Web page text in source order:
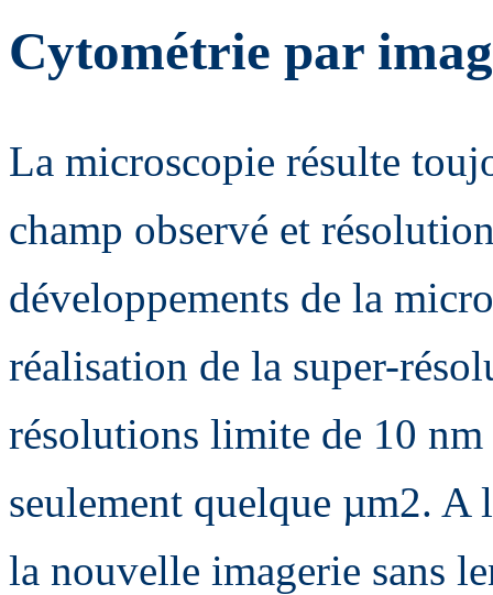
Cytométrie par
La microscopie résulte
champ observé et
développements de la
réalisation de la super-
résolutions limite de 10 nm
seulement quelque µm2. A
la nouvelle imagerie sans